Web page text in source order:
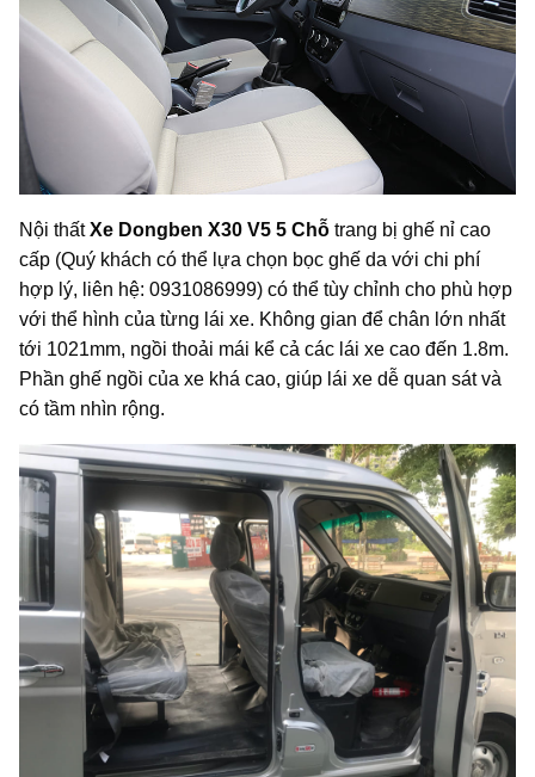
Nội thấtXe Dongben X30 V5 5 Chỗ trang bị ghế nỉ cao
cấp (Quý khách có thể lựa chọn bọc ghế da với chi phí
hợp lý, liên hệ: 0931086999) có thể tùy chỉnh cho phù hợp
với thể hình của từng lái xe. Không gian để chân lớn nhất
tới 1021mm, ngồi thoải mái kể cả các lái xe cao đến 1.8m.
Phần ghế ngồi của xe khá cao, giúp lái xe dễ quan sát và
có tầm nhìn rộng.